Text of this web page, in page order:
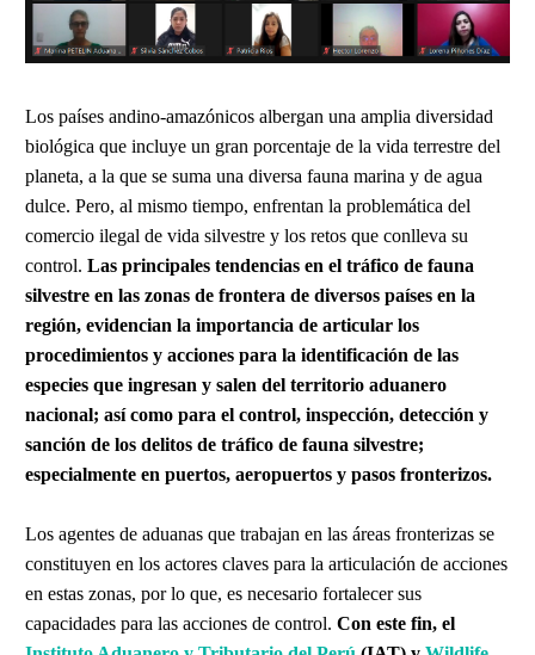
Los países andino-amazónicos albergan una amplia diversidad
biológica que incluye un gran porcentaje de la vida terrestre del
planeta, a la que se suma una diversa fauna marina y de agua
dulce. Pero, al mismo tiempo, enfrentan la problemática del
comercio ilegal de vida silvestre y los retos que conlleva su
control. Las principales tendencias en el tráfico de fauna
silvestre en las zonas de frontera de diversos países en la
región, evidencian la importancia de articular los
procedimientos y acciones para la identificación de las
especies que ingresan y salen del territorio aduanero
nacional; así como para el control, inspección, detección y
sanción de los delitos de tráfico de fauna silvestre;
especialmente en puertos, aeropuertos y pasos fronterizos.
Los agentes de aduanas que trabajan en las áreas fronterizas se
constituyen en los actores claves para la articulación de acciones
en estas zonas, por lo que, es necesario fortalecer sus
capacidades para las acciones de control. Con este fin, el